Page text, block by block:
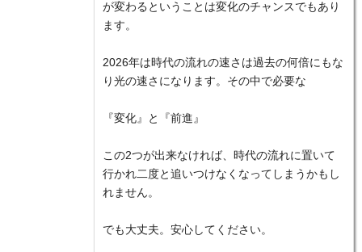
が変わるということは変化のチャンスでもあり
ます。
2026年は時代の流れの速さは過去の何倍にもな
り光の速さになります。その中で必要な
『変化』と『前進』
この2つが出来なければ、時代の流れに置いて
行かれ二度と追いつけなくなってしまうかもし
れません。
でも大丈夫。安心してください。